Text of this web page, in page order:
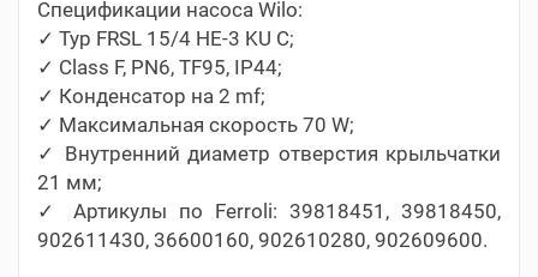
Спецификации насоса Wilo:
✓ Typ FRSL 15/4 HE-3 KU C;
✓ Class F, PN6, TF95, IP44;
✓ Конденсатор на 2 mf;
✓ Максимальная скорость 70 W;
✓ Внутренний диаметр отверстия крыльчатки
21 мм;
✓ Артикулы по Ferroli: 39818451, 39818450,
902611430, 36600160, 902610280, 902609600.